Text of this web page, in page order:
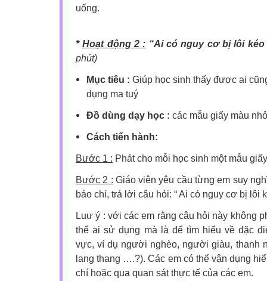
uống.
* Hoạt động 2 : “Ai có nguy cơ bị lôi
phút)
Mục tiêu : Giúp học sinh thấy được ai
dụng ma tuý
Đồ dùng dạy học : các mẫu giấy màu
Cách tiến hành:
Bước 1 : Phát cho mỗi học sinh một mẫu
Bước 2 : Giáo viên yêu cầu từng em suy
báo chí, trả lời câu hỏi: “ Ai có nguy cơ bị lôi
Luư ý : với các em rằng câu hỏi này không
thể ai sử dụng mà là để tìm hiểu về đặc
vực, ví dụ người nghèo, người giàu, thanh
lang thang ….?). Các em có thể vận dụng
chí hoặc qua quan sát thực tế của các em.